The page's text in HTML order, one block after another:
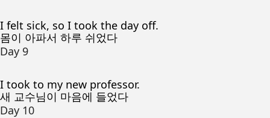
I felt sick, so I took the day off.
몸이 아파서 하루 쉬었다
Day 9
I took to my new professor.
새 교수님이 마음에 들었다
Day 10